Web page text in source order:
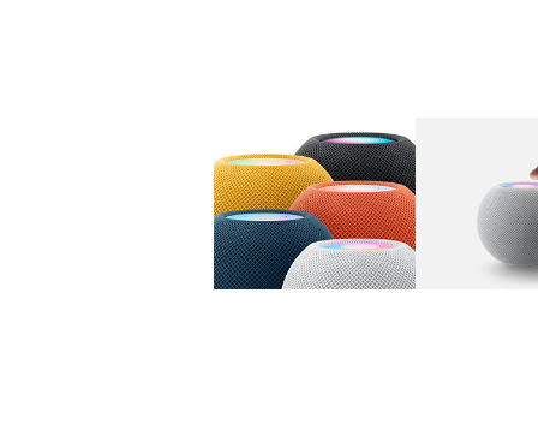
图库 图像 1